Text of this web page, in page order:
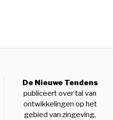
De Nieuwe Tendens
publiceert over tal van
ontwikkelingen op het
gebied van zingeving,